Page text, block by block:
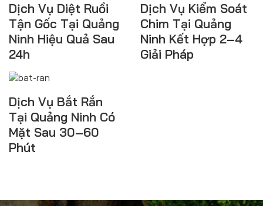
Dịch Vụ Diệt Ruồi
Tận Gốc Tại Quảng
Ninh Hiệu Quả Sau
24h
Dịch Vụ Kiểm Soát
Chim Tại Quảng
Ninh Kết Hợp 2–4
Giải Pháp
Dịch Vụ Bắt Rắn
Tại Quảng Ninh Có
Mặt Sau 30–60
Phút